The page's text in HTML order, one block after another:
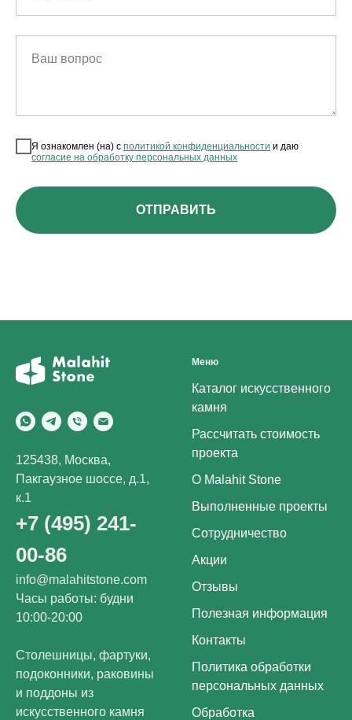
Ваш вопрос
Я ознакомлен (на) с политикой конфиденциальности и даю
согласие на обработку персональных данных
ОТПРАВИТЬ
125438, Москва,
Пакгаузное шоссе, д.1,
к.1
+7 (495) 241-
00-86
info@malahitstone.com
Часы работы: будни
10:00-20:00
Столешницы, фартуки,
подоконники, раковины
и поддоны из
искусственного камня
Меню
Каталог искусственного
камня
Рассчитать стоимость
проекта
О Malahit Stone
Выполненные проекты
Сотрудничество
Акции
Отзывы
Полезная информация
Контакты
Политика обработки
персональных данных
Обработка